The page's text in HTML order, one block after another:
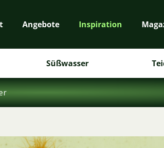
Angebote Inspiration
Süßwasser